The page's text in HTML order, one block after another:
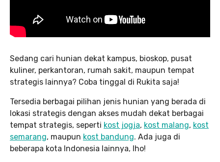
Sedang cari hunian dekat kampus, bioskop, pusat
kuliner, perkantoran, rumah sakit, maupun tempat
strategis lainnya? Coba tinggal di Rukita saja!
Tersedia berbagai pilihan jenis hunian yang berada di
lokasi strategis dengan akses mudah dekat berbagai
tempat strategis, seperti kost jogja, kost malang, kost
semarang, maupun kost bandung. Ada juga di
beberapa kota Indonesia lainnya, lho!